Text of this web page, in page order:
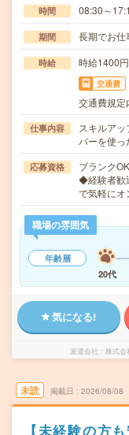
時間 08:30～
期間 長期でお仕
時給 時給1400円
交通費
交通費規定
仕事内容
スキルア
バーを使
応募資格
ブランク
◆経験者歓
で気軽に
職場の雰囲気
年齢層
20代
気になる!
派遣会社 株式会
未読 掲載日 2026/08/08
【未経験の方